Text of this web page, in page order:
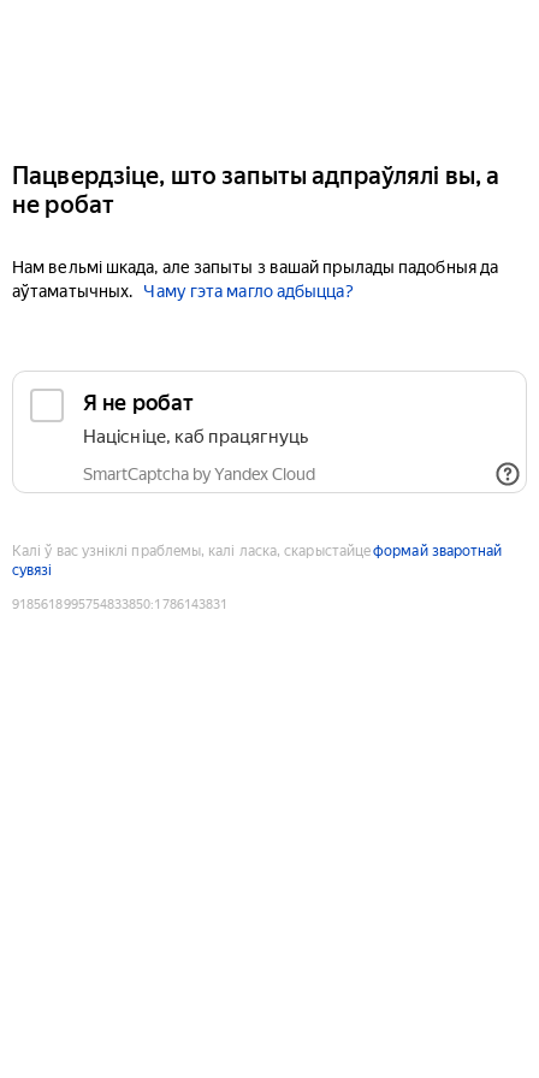
Пацвердзіце, што запыты адпраўлялі вы, а
не робат
Нам вельмі шкада, але запыты з вашай прылады падобныя да
аўтаматычных.
Чаму гэта магло адбыцца?
Я не робат
Націсніце, каб працягнуць
SmartCaptcha by Yandex Cloud
Калі ў вас узніклі праблемы, калі ласка, скарыстайцеформай зваротнай
сувязі
9185618995754833850:1786143831